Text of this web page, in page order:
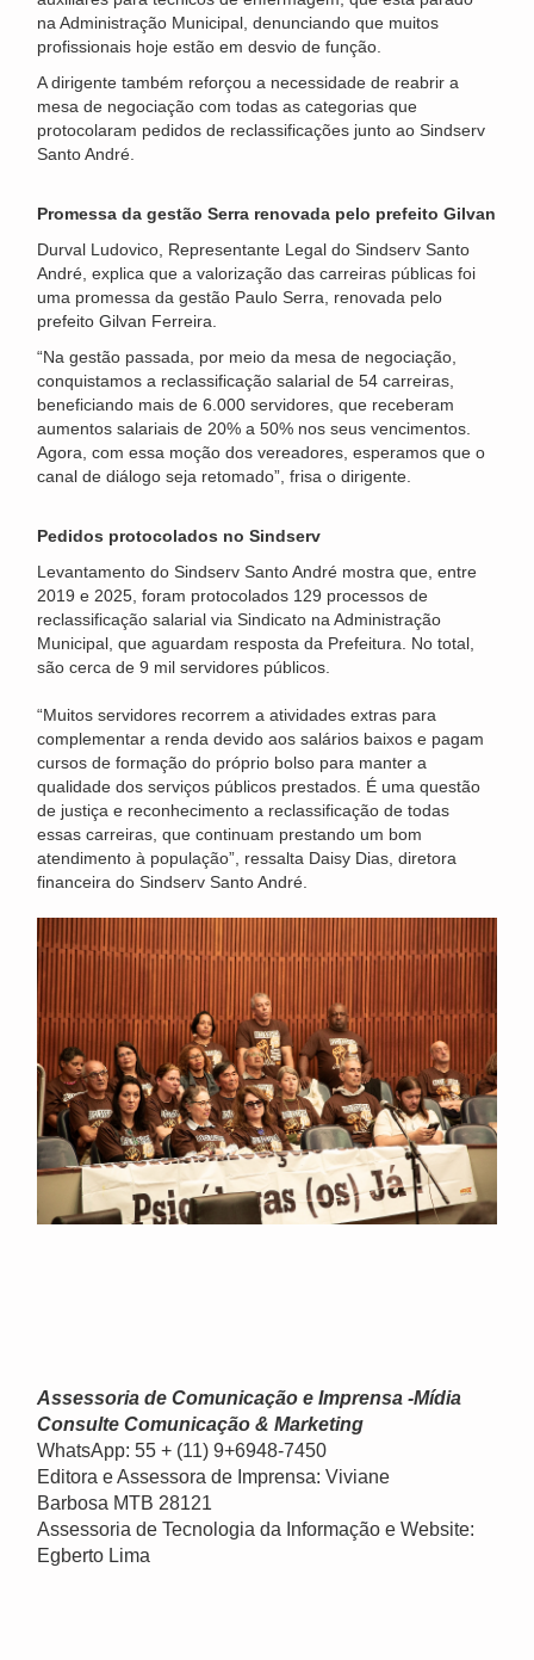
na Administração Municipal, denunciando que muitos
profissionais hoje estão em desvio de função.
A dirigente também reforçou a necessidade de reabrir a
mesa de negociação com todas as categorias que
protocolaram pedidos de reclassificações junto ao Sindserv
Santo André.
Promessa da gestão Serra renovada pelo prefeito Gilvan
Durval Ludovico, Representante Legal do Sindserv Santo
André, explica que a valorização das carreiras públicas foi
uma promessa da gestão Paulo Serra, renovada pelo
prefeito Gilvan Ferreira.
“Na gestão passada, por meio da mesa de negociação,
conquistamos a reclassificação salarial de 54 carreiras,
beneficiando mais de 6.000 servidores, que receberam
aumentos salariais de 20% a 50% nos seus vencimentos.
Agora, com essa moção dos vereadores, esperamos que o
canal de diálogo seja retomado”, frisa o dirigente.
Pedidos protocolados no Sindserv
Levantamento do Sindserv Santo André mostra que, entre
2019 e 2025, foram protocolados 129 processos de
reclassificação salarial via Sindicato na Administração
Municipal, que aguardam resposta da Prefeitura. No total,
são cerca de 9 mil servidores públicos.
“Muitos servidores recorrem a atividades extras para
complementar a renda devido aos salários baixos e pagam
cursos de formação do próprio bolso para manter a
qualidade dos serviços públicos prestados. É uma questão
de justiça e reconhecimento a reclassificação de todas
essas carreiras, que continuam prestando um bom
atendimento à população”, ressalta Daisy Dias, diretora
financeira do Sindserv Santo André.
Assessoria de Comunicação e Imprensa -Mídia
Consulte Comunicação & Marketing
WhatsApp: 55 + (11) 9+6948-7450
Editora e Assessora de Imprensa: Viviane
Barbosa MTB 28121
Assessoria de Tecnologia da Informação e Website:
Egberto Lima